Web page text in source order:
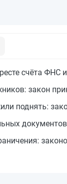
счёта ФНС
закон
поднять:
документов